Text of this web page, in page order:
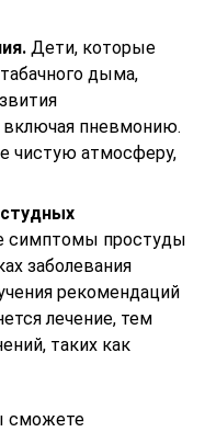
Дети, которые
дыма,
включая пневмонию.
чистую атмосферу,
симптомы простуды
заболевания
рекомендаций
лечение, тем
таких как
сможете